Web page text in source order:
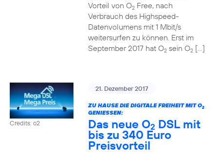
Vorteil von O2Free, nach
Verbrauch des Highspeed-
Datenvolumens mit 1 Mbit/s
weitersurfen zu können. Erst im
September 2017 hat O2sein O2[…]
Credits: o2
21. Dezember 2017
ZU HAUSE DIE DIGITALE FREIHEIT MIT O2
GENIESSEN:
Das neue O2 DSL mit
bis zu 340 Euro
Preisvorteil